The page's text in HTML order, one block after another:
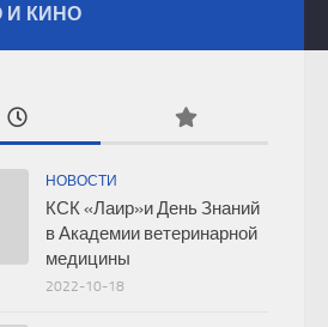
И КИНО
НОВОСТИ
КСК «Лаир»и День Знаний
в Академии ветеринарной
медицины
2022-10-18